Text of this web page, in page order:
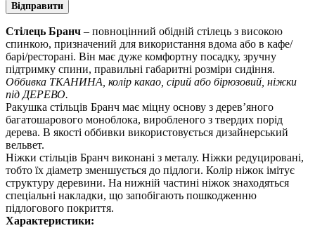
Відправити
Стілець Бранч – повноцінний обідній стілець з високою
спинкою, призначений для використання вдома або в кафе/
барі/ресторані. Він має дуже комфортну посадку, зручну
підтримку спини, правильні габаритні розміри сидіння.
Оббивка ТКАНИНА, колір какао, сірий або бірюзовий, ніжки
під ДЕРЕВО.
Ракушка стільців Бранч має міцну основу з дерев’яного
багатошарового моноблока, виробленого з твердих порід
дерева. В якості оббивки використовується дизайнерський
вельвет.
Ніжки стільців Бранч виконані з металу. Ніжки редуцировані,
тобто їх діаметр зменшується до підлоги. Колір ніжок імітує
структуру деревини. На нижній частині ніжок знаходяться
спеціальні накладки, що запобігають пошкодженню
підлогового покриття.
Характеристики: